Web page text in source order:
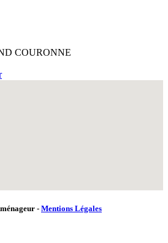
COURONNE
- Mentions Légales